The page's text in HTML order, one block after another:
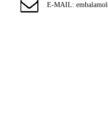
E-MAIL: